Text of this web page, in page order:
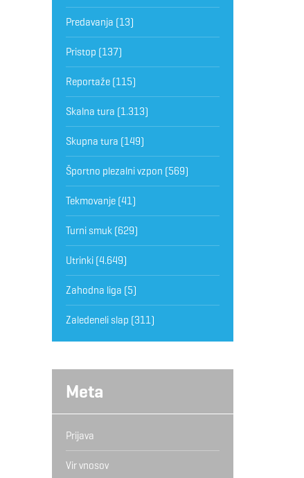
Predavanja (13)
Pristop (137)
Reportaže(115)
Skalna tura (1.313)
Skupna tura (149)
Športno plezalni vzpon (569)
Tekmovanje(41)
Turni smuk(629)
Utrinki(4.649)
Zahodna liga (5)
Zaledeneli slap (311)
Meta
Prijava
Vir vnosov